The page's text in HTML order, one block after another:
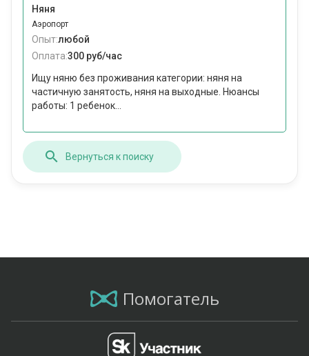
Няня
Аэропорт
Опыт:любой
Оплата:300 руб/час
Ищу няню без проживания категории: няня на
частичную занятость, няня на выходные. Нюансы
работы: 1 ребенок...
Вернуться к поиску
Помогатель